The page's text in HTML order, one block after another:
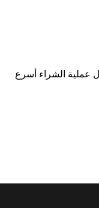
عملية الشراء أسرع